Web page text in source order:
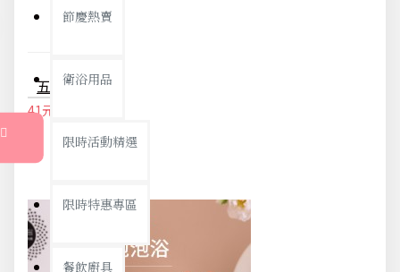
節慶熱賣
衛浴用品
限時活動精選
限時特惠專區
餐飲廚具
五孔摺疊晾衣架 掛衣架 旅行曬衣架 摺疊曬衣架 門窗衣架 掛勾 宿舍衣架
41元